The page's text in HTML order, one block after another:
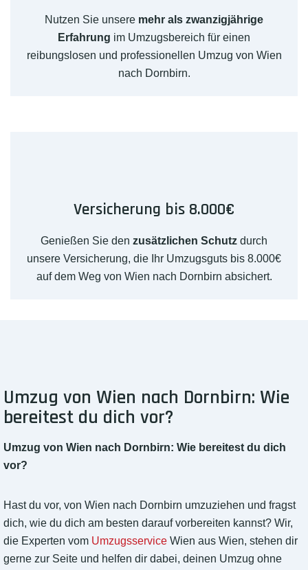
Nutzen Sie unsere mehr als zwanzigjährige
Erfahrung im Umzugsbereich für einen
reibungslosen und professionellen Umzug von Wien
nach Dornbirn.
Versicherung bis 8.000€
Genießen Sie den zusätzlichen Schutz durch
unsere Versicherung, die Ihr Umzugsguts bis 8.000€
auf dem Weg von Wien nach Dornbirn absichert.
Umzug von Wien nach Dornbirn: Wie
bereitest du dich vor?
Umzug von Wien nach Dornbirn: Wie bereitest du dich
vor?
Hast du vor, von Wien nach Dornbirn umzuziehen und fragst
dich, wie du dich am besten darauf vorbereiten kannst? Wir,
die Experten vom Umzugsservice Wien aus Wien, stehen dir
gerne zur Seite und helfen dir dabei, deinen Umzug ohne